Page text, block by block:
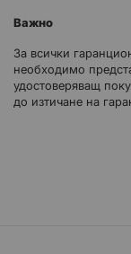
Важно
За всички
необходимо
удостоверяващ
до изтичане на